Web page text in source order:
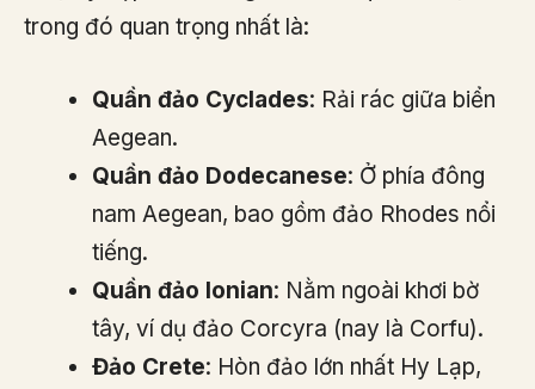
trong đó quan trọng nhất là:
Quần đảo Cyclades: Rải rác giữa biển
Aegean.
Quần đảo Dodecanese: Ở phía đông
nam Aegean, bao gồm đảo Rhodes nổi
tiếng.
Quần đảo Ionian: Nằm ngoài khơi bờ
tây, ví dụ đảo Corcyra (nay là Corfu).
Đảo Crete: Hòn đảo lớn nhất Hy Lạp,